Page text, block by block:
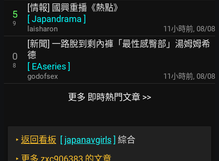
5
9
[情報] 國興重播《熱點》
[Japandrama ]
laisharon 11小時前, 08/08
0
8
[新聞] 一路脫到剩內褲「最性感臀部」湯姆姆希
德
[ EAseries]
godofsex 11小時前, 08/08
更多 即時熱門文章 >>
‣ 返回看板 [ japanavgirls] 綜合
‣ 更多 zxc906383 的文章